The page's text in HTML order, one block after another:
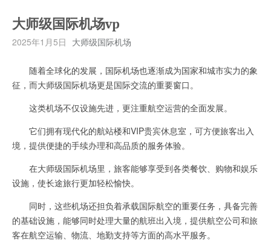
大师级国际机场vp
2025年1月5日 大师级国际机场
随着全球化的发展，国际机场也逐渐成为国家和城市实力的象
征，而大师级国际机场更是国际交流的重要窗口。
这类机场不仅设施先进，更注重航空运营的全面发展。
它们拥有现代化的航站楼和VIP贵宾休息室，可方便旅客出入
境，提供便捷的手续办理和高品质的服务体验。
在大师级国际机场里，旅客能够享受到各类餐饮、购物和娱乐
设施，使长途旅行更加轻松愉快。
同时，这些机场还担负着承载国际航空的重要任务，具备完善
的基础设施，能够同时处理大量的航班出入境，提供航空公司和旅
客在航空运输、物流、地勤支持等方面的高水平服务。